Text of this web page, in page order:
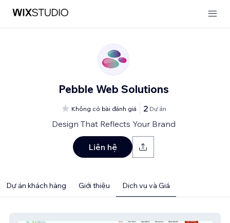
Pebble Web Solutions
Không có bài đánh giá 2 Dự án
Design That Reflects Your Brand
Liên hệ
Dự án khách hàng Giới thiệu Dịch vụ và Giá